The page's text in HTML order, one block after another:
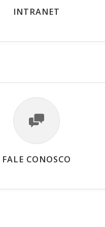
INTRANET
FALE CONOSCO